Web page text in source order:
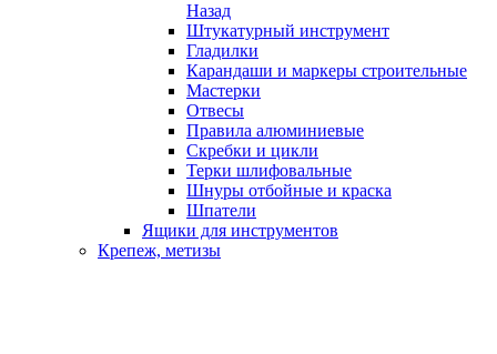
Назад
Штукатурный инструмент
Гладилки
Карандаши и маркеры строительные
Мастерки
Отвесы
Правила алюминиевые
Скребки и цикли
Терки шлифовальные
Шнуры отбойные и краска
Шпатели
Ящики для инструментов
Крепеж, метизы